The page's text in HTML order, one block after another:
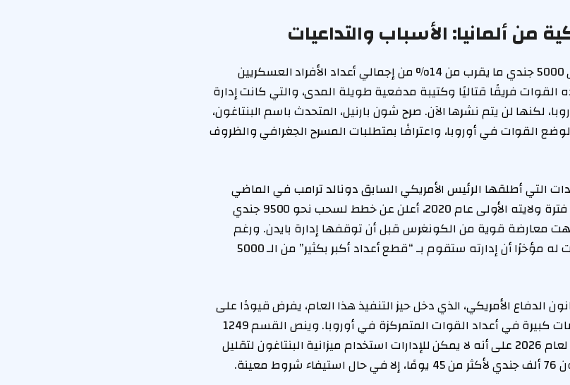
من ألمانيا: الأسباب والتداعيات
يمثل الانسحاب المخطط له لحوالي 5000 جندي ما يقرب من 14% من إجمالي أعداد الأفراد العسكريين
القوات فريقًا قتاليًا وكتيبة مدفعية طويلة المدى، والتي كانت إدارة
لكنها لن يتم نشرها الآن. صرح شون بارنيل، المتحدث باسم البنتاغون،
لوضع القوات في أوروبا، واعترافًا بمتطلبات المسرح الجغرافي والظروف
التي أطلقها الرئيس الأمريكي السابق دونالد ترامب في الماضي
بشأن تقليص القوات. ففي نهاية فترة ولايته الأولى عام 2020، أعلن عن خطط لسحب نحو 9500 جندي
معارضة قوية من الكونغرس قبل أن توقفها إدارة بايدن. ورغم
الانتقادات، أكد ترامب خلال تصريحات له مؤخرًا أن إدارته ستقوم بـ “قطع أعداد أكبر بكثير” من الـ 5000
الدفاع الأمريكي، الذي دخل حيز التنفيذ هذا العام، يفرض قيودًا على
البنتاغون فيما يتعلق بإجراء تخفيضات كبيرة في أعداد القوات المتمركزة في أوروبا. وينص القسم 1249
من قانون تفويض الدفاع الوطني لعام 2026 على أنه لا يمكن للإدارات استخدام ميزانية البنتاغون لتقليل